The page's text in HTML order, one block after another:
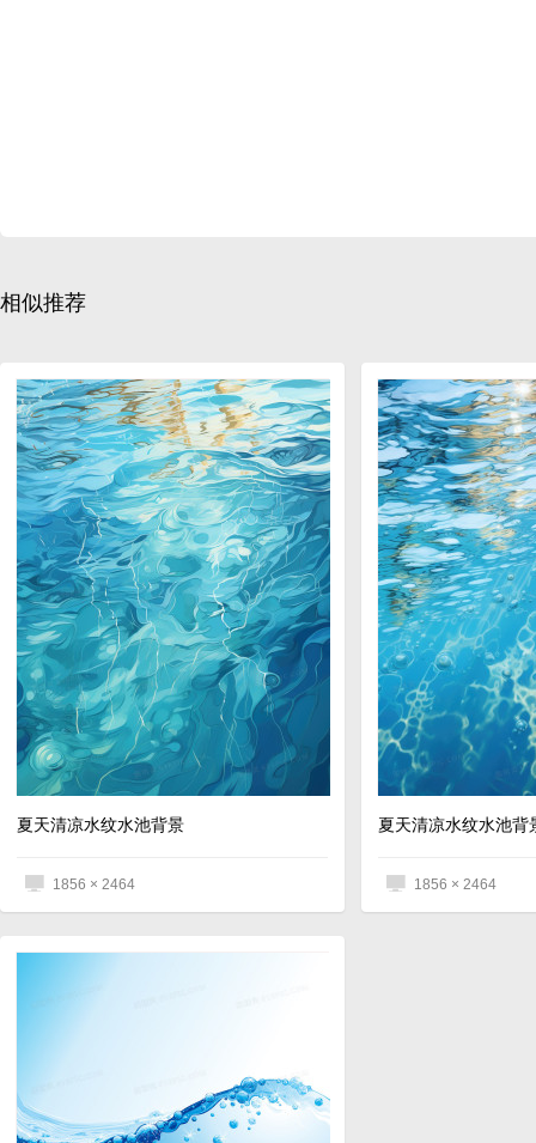
相似推荐
夏天清凉水纹水池背景
1856 × 2464
夏天清凉水纹水池背
1856 × 2464